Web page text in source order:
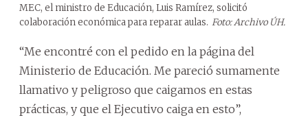
MEC, el ministro de Educación, Luis Ramírez, solicitó
colaboración económica para reparar aulas. Foto: Archivo ÚH.
“Me encontré con el pedido en la página del
Ministerio de Educación. Me pareció sumamente
llamativo y peligroso que caigamos en estas
prácticas, y que el Ejecutivo caiga en esto”,